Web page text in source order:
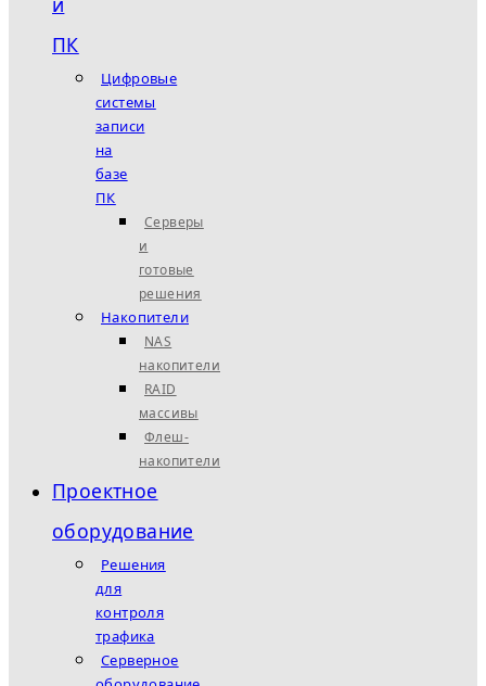
ПК
Цифровые
системы
записи
на
базе
ПК
Серверы
и
готовые
решения
Накопители
NAS
накопители
RAID
массивы
Флеш-
накопители
Проектное
оборудование
Решения
для
контроля
трафика
Серверное